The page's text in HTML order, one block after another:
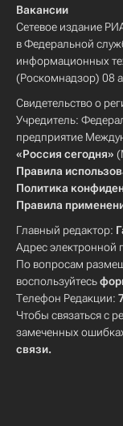
Вакансии
Сетевое издание
в Федеральной
информационных
(Роскомнадзор) 08
Свидетельство о
Учредитель:
предприятие
«Россия сегодня»
Правила
Политика
Правила
Главный редактор:
Адрес электронной
По вопросам
воспользуйтесь
Телефон Редакции:
Чтобы связаться с
замеченных
связи.